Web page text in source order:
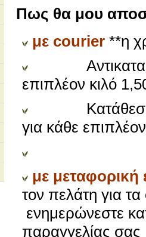
Πως θα μου
με courier **η
επιπλέον κιλό
Κατάθεση σε
για κάθε
με μεταφορική
τον
ενημερώνεστε
παραγγελίας σας